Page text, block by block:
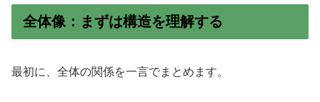
全体像：まずは構造を理解する
最初に、全体の関係を一言でまとめます。